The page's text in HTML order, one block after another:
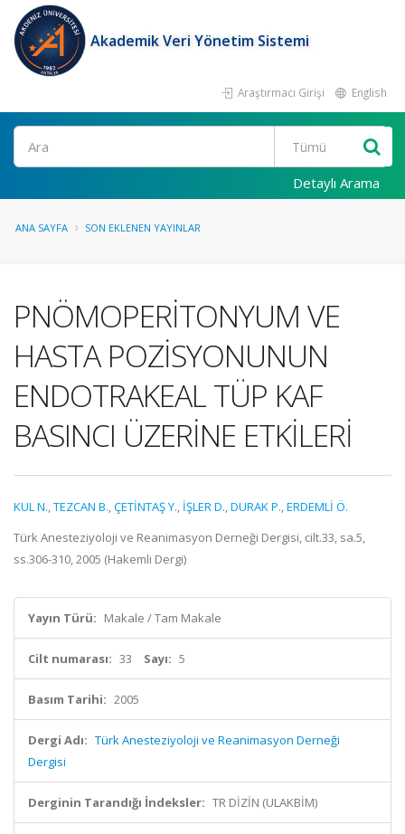
Akademik Veri Yönetim Sistemi
Araştırmacı Girişi English
Ara
Detaylı Arama
ANA SAYFA SON EKLENEN YAYINLAR
PNÖMOPERİTONYUM VE
HASTA POZİSYONUNUN
ENDOTRAKEAL TÜP KAF
BASINCI ÜZERİNE ETKİLERİ
KUL N.,TEZCAN B.,ÇETİNTAŞ Y., İŞLER D.,DURAK P.,ERDEMLİ Ö.
Türk Anesteziyoloji ve Reanimasyon Derneği Dergisi, cilt.33, sa.5,
ss.306-310, 2005 (Hakemli Dergi)
Yayın Türü: Makale / Tam Makale
Cilt numarası: 33 Sayı: 5
Basım Tarihi: 2005
Dergi Adı: Türk Anesteziyoloji ve Reanimasyon Derneği
Dergisi
Derginin Tarandığı İndeksler: TR DİZİN (ULAKBİM)